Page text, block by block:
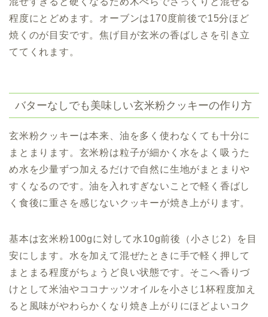
程度にとどめます。オーブンは170度前後で15分ほど
焼くのが目安です。焦げ目が玄米の香ばしさを引き立
ててくれます。
バターなしでも美味しい玄米粉クッキーの作り方
玄米粉クッキーは本来、油を多く使わなくても十分に
まとまります。玄米粉は粒子が細かく水をよく吸うた
め水を少量ずつ加えるだけで自然に生地がまとまりや
すくなるのです。油を入れすぎないことで軽く香ばし
く食後に重さを感じないクッキーが焼き上がります。
基本は玄米粉100gに対して水10g前後（小さじ2）を目
安にします。水を加えて混ぜたときに手で軽く押して
まとまる程度がちょうど良い状態です。そこへ香りづ
けとして米油やココナッツオイルを小さじ1杯程度加え
ると風味がやわらかくなり焼き上がりにほどよいコク